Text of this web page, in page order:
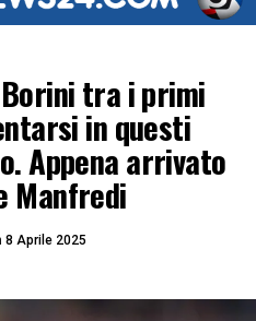
Borini tra i primi
in questi
Appena arrivato
Manfredi
8 Aprile 2025